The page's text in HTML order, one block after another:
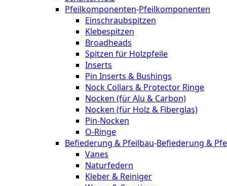
Pfeilkomponenten-Pfeilkomponenten
Einschraubspitzen
Klebespitzen
Broadheads
Spitzen für Holzpfeile
Inserts
Pin Inserts & Bushings
Nock Collars & Protector Ringe
Nocken (für Alu & Carbon)
Nocken (für Holz & Fiberglas)
Pin-Nocken
O-Ringe
Befiederung & Pfeilbau-Befiederung &
Vanes
Naturfedern
Kleber & Reiniger